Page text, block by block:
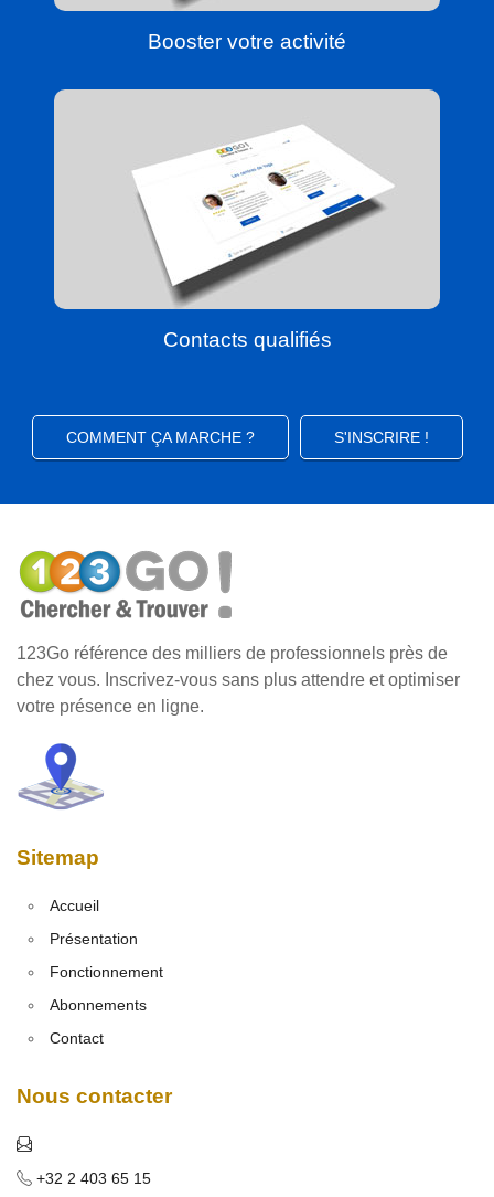
Booster votre activité
Contacts qualifiés
COMMENT ÇA MARCHE ? S'INSCRIRE !
123Go référence des milliers de professionnels près de
chez vous. Inscrivez-vous sans plus attendre et optimiser
votre présence en ligne.
Sitemap
Accueil
Présentation
Fonctionnement
Abonnements
Contact
Nous contacter
+32 2 403 65 15